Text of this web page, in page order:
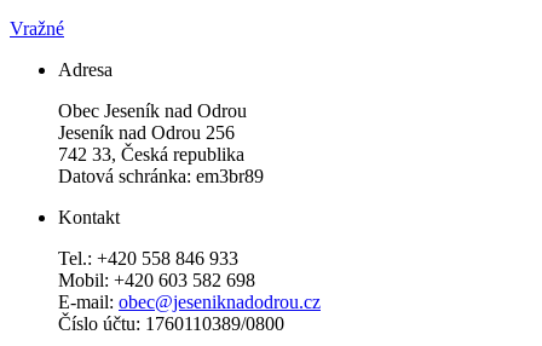
Vražné
Adresa
Obec Jeseník nad Odrou
Jeseník nad Odrou 256
742 33, Česká republika
Datová schránka: em3br89
Kontakt
Tel.: +420 558 846 933
Mobil: +420 603 582 698
E-mail: obec@jeseniknadodrou.cz
Číslo účtu: 1760110389/0800